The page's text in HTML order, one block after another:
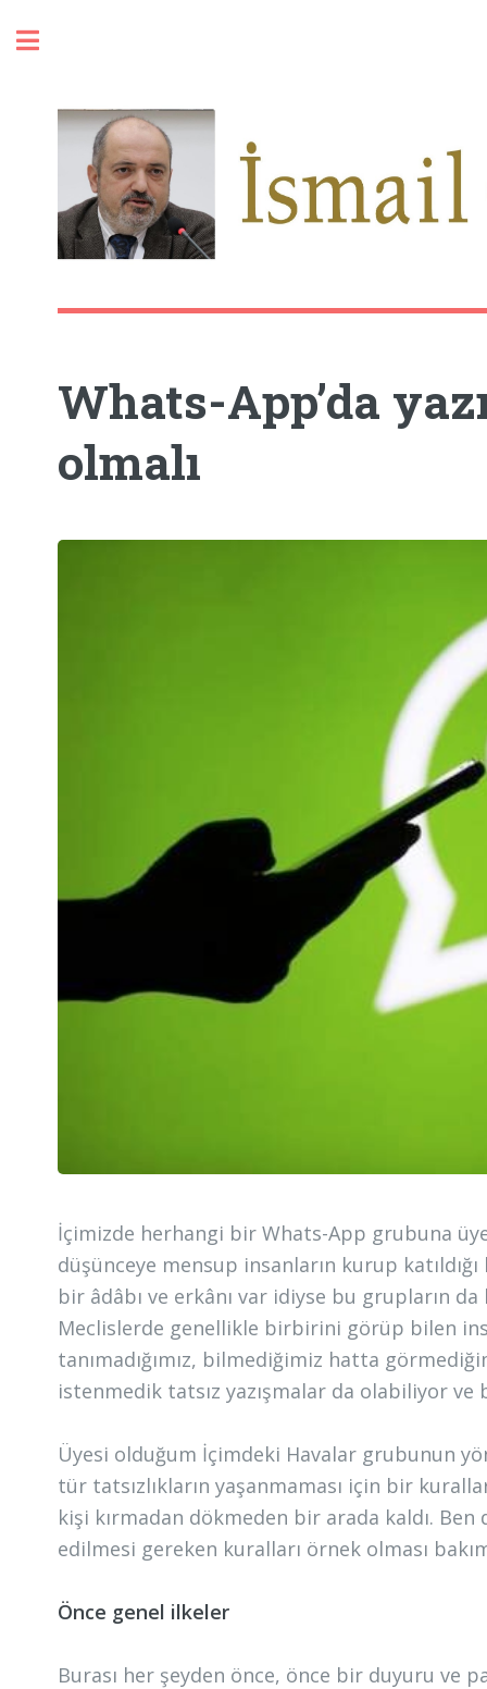
Whats-App’da
olmalı
İçimizde herhangi bir Whats-App grubuna
düşünceye mensup insanların kurup
bir âdâbı ve erkânı var idiyse bu grupların
Meclislerde genellikle birbirini görüp bilen
tanımadığımız, bilmediğimiz hatta
istenmedik tatsız yazışmalar da olabiliyor
Üyesi olduğum İçimdeki Havalar grubunun
tür tatsızlıkların yaşanmaması için bir
kişi kırmadan dökmeden bir arada kaldı.
edilmesi gereken kuralları örnek olması
Önce genel ilkeler
Burası her şeyden önce, önce bir duyuru ve